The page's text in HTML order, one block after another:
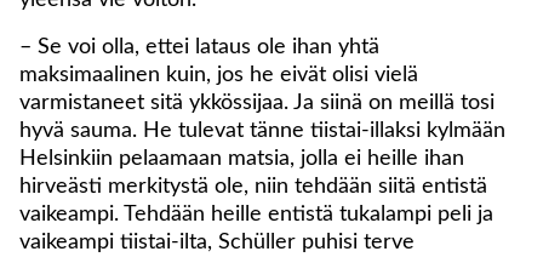
– Se voi olla, ettei lataus ole ihan yhtä
maksimaalinen kuin, jos he eivät olisi vielä
varmistaneet sitä ykkössijaa. Ja siinä on meillä tosi
hyvä sauma. He tulevat tänne tiistai-illaksi kylmään
Helsinkiin pelaamaan matsia, jolla ei heille ihan
hirveästi merkitystä ole, niin tehdään siitä entistä
vaikeampi. Tehdään heille entistä tukalampi peli ja
vaikeampi tiistai-ilta, Schüller puhisi terve